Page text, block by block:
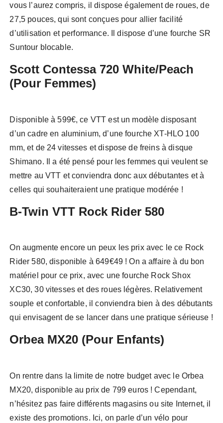
vous l’aurez compris, il dispose également de roues, de
27,5 pouces, qui sont conçues pour allier facilité
d’utilisation et performance. Il dispose d’une fourche SR
Suntour blocable.
Scott Contessa 720 White/Peach
(Pour Femmes)
Disponible à 599€, ce VTT est un modèle disposant
d’un cadre en aluminium, d’une fourche XT-HLO 100
mm, et de 24 vitesses et dispose de freins à disque
Shimano. Il a été pensé pour les femmes qui veulent se
mettre au VTT et conviendra donc aux débutantes et à
celles qui souhaiteraient une pratique modérée !
B-Twin VTT Rock Rider 580
On augmente encore un peux les prix avec le ce Rock
Rider 580, disponible à 649€49 ! On a affaire à du bon
matériel pour ce prix, avec une fourche Rock Shox
XC30, 30 vitesses et des roues légères. Relativement
souple et confortable, il conviendra bien à des débutants
qui envisagent de se lancer dans une pratique sérieuse !
Orbea MX20 (Pour Enfants)
On rentre dans la limite de notre budget avec le Orbea
MX20, disponible au prix de 799 euros ! Cependant,
n’hésitez pas faire différents magasins ou site Internet, il
existe des promotions. Ici, on parle d’un vélo pour